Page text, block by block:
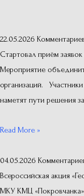
22.05.2026
Стартовал приём
Мероприятие
организаций.
наметят пути решения
Read More »
04.05.2026
Всероссийская акция
МКУ КМЦ